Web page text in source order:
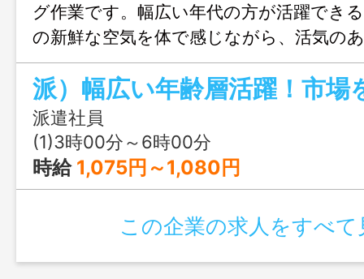
グ作業です。幅広い年代の方が活躍でき
の新鮮な空気を体で感じながら、活気の
始めませんか？ 伝票に書かれたお店の
物の数量を確認します。 台車を使って
玉ねぎなどの指定された商品を探し、集
られた場所まで運びます。 早朝６時に
で、Ｗワークを希望している方にオスス
す。 職場の雰囲気をご覧いただける見
ております。お気軽にお問い合わせくだ
接後、職場見学をご案内させていただ
囲：変更なし
派遣社員
(1)3時00分～6時00分
時給 1,075円～1,080円
この企業の求人をすべて